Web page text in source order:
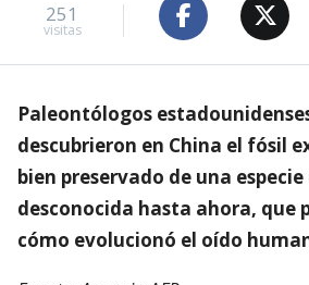
251
visitas
Paleontólogos
descubrieron en China el fósil
bien preservado de una
desconocida hasta ahora, que
cómo evolucionó el oído